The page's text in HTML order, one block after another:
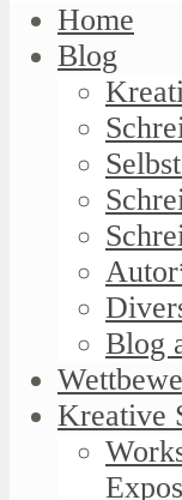
Home
Blog
Blog
Kreative